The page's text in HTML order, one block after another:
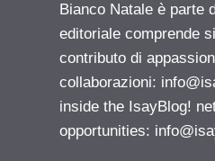
Bianco Natale è parte
editoriale comprende
contributo di
collaborazioni:
inside the IsayBlog!
opportunities: